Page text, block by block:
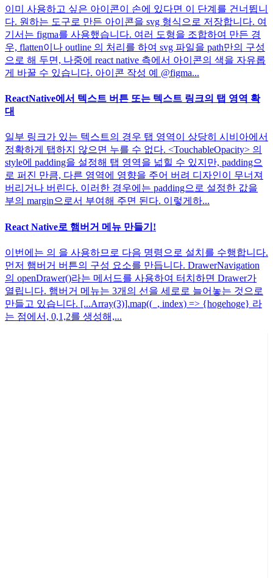
이미 사용하고 싶은 아이콘이 손에 있다면 이 단계를 건너뜁니
다. 원하는 도구로 만든 아이콘을 svg 형식으로 저장합니다. 여
기서는 figma를 사용했습니다. 여러 도형을 조합하여 만든 경
우, flatten이나 outline 의 처리를 하여 svg 파일을 path만의 구성
으로 해 두면, 나중에 react native 측에서 아이콘의 색을 자유롭
게 바꿀 수 있습니다. 아이콘 작성 예 @figma...
ReactNative에서 텍스트 버튼 또는 텍스트 링크의 탭 영역 확
대
일부 링크가 있는 텍스트의 경우 탭 영역이 상당히 시비아에서
정확하게 탭하지 않으면 누를 수 없다. <TouchableOpacity> 의
style에 padding을 설정해 탭 영역을 넓힐 수 있지만, padding으
로 퍼진 만큼, 다른 영역에 영향을 주어 버려 디자인이 무너져
버리거나 버린다. 이러한 경우에는 padding으로 설정한 값을
부의 margin으로서 부여해 주면 된다. 이렇게하...
React Native로 햄버거 메뉴 만들기!
이번에는 의 을 사용하므로 다음 명령으로 설치를 수행합니다.
먼저 햄버거 버튼의 구성 요소를 만듭니다. DrawerNavigation
의 openDrawer()라는 메서드를 사용하여 터치하면 Drawer가
열립니다. 햄버거 메뉴는 3개의 선을 세로로 늘어놓는 것으로
만들고 있습니다. [...Array(3)].map((_, index) => {hogehoge} 라
는 점에서, 0,1,2를 생성해,...